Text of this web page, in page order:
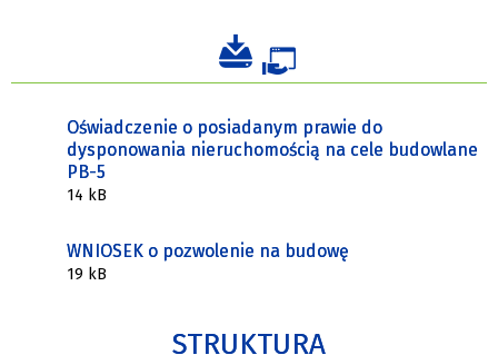
Oświadczenie o posiadanym prawie do
dysponowania nieruchomością na cele budowlane
PB-5
14 kB
WNIOSEK o pozwolenie na budowę
19 kB
STRUKTURA